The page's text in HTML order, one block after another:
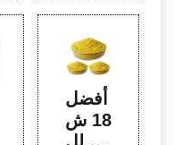
أفضل
18 ش